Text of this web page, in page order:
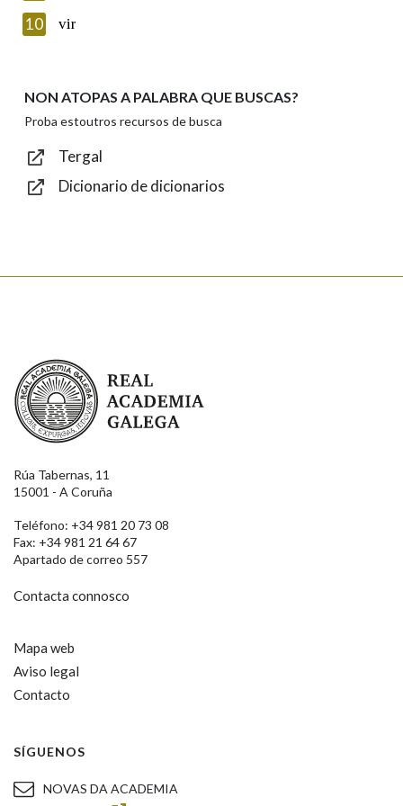
Introduce o código que aparece na imaxe:
Texto de verificación
10 vir
NON ATOPAS A PALABRA QUE BUSCAS?
Proba estoutros recursos de busca
Tergal
Dicionario de dicionarios
Real Academia Galega
Rúa Tabernas, 11
15001 - A Coruña
Teléfono: +34 981 20 73 08
Fax: +34 981 21 64 67
Apartado de correo 557
Contacta connosco
Mapa web
Aviso legal
Contacto
SÍGUENOS
NOVAS DA ACADEMIA